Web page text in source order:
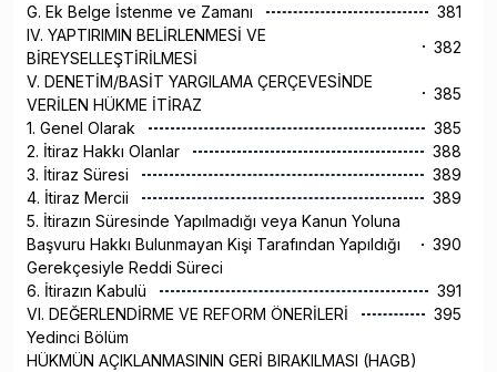
G. Ek Belge İstenme ve Zamanı
381
IV. YAPTIRIMIN BELİRLENMESİ VE
BİREYSELLEŞTİRİLMESİ
382
V. DENETİM/BASİT YARGILAMA ÇERÇEVESİNDE
VERİLEN HÜKME İTİRAZ
385
1. Genel Olarak
385
2. İtiraz Hakkı Olanlar
388
3. İtiraz Süresi
389
4. İtiraz Mercii
389
5. İtirazın Süresinde Yapılmadığı veya Kanun Yoluna
Başvuru Hakkı Bulunmayan Kişi Tarafından Yapıldığı
Gerekçesiyle Reddi Süreci
390
6. İtirazın Kabulü
391
VI. DEĞERLENDİRME VE REFORM ÖNERİLERİ
395
Yedinci Bölüm
HÜKMÜN AÇIKLANMASININ GERİ BIRAKILMASI (HAGB)